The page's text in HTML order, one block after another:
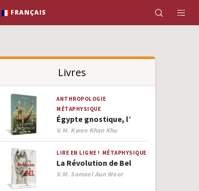
FRANÇAIS
Livres
ANTHROPOLOGIE
MÉTAPHYSIQUE
Égypte gnostique, l’
Author
V.M. Kwen Khan Khu
LIRE EN LIGNE ! MÉTAPHYSIQUE
La Révolution de Bel
Author
V.M. Samael Aun Weor